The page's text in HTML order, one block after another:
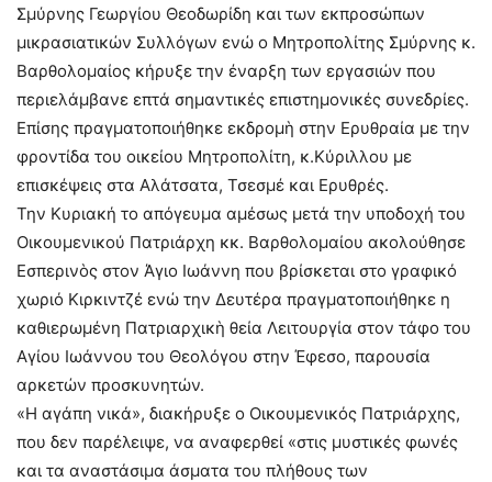
Σμύρνης Γεωργίου Θεοδωρίδη και των εκπροσώπων
μικρασιατικών Συλλόγων ενώ ο Μητροπολίτης Σμύρνης κ.
Βαρθολομαίος κήρυξε την έναρξη των εργασιών που
περιελάμβανε επτά σημαντικές επιστημονικές συνεδρίες.
Επίσης πραγματοποιήθηκε εκδρομὴ στην Ερυθραία με την
φροντίδα του οικείου Μητροπολίτη, κ.Κύριλλου με
επισκέψεις στα Αλάτσατα, Τσεσμέ και Ερυθρές.
Την Κυριακή το απόγευμα αμέσως μετά την υποδοχή του
Οικουμενικού Πατριάρχη κκ. Βαρθολομαίου ακολούθησε
Εσπερινὸς στον Άγιο Ιωάννη που βρίσκεται στο γραφικό
χωριό Κιρκιντζέ ενώ την Δευτέρα πραγματοποιήθηκε η
καθιερωμένη Πατριαρχικὴ θεία Λειτουργία στον τάφο του
Αγίου Ιωάννου του Θεολόγου στην Έφεσο, παρουσία
αρκετών προσκυνητών.
«Η αγάπη νικά», διακήρυξε ο Οικουμενικός Πατριάρχης,
που δεν παρέλειψε, να αναφερθεί «στις μυστικές φωνές
και τα αναστάσιμα άσματα του πλήθους των